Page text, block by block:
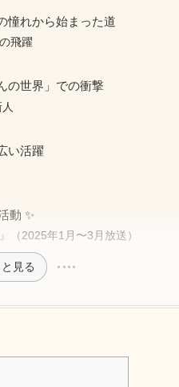
憧れから始まった道
飛躍
の世界」での衝撃
い活躍
動 ✨
（2025年1月〜3月放送）
見る